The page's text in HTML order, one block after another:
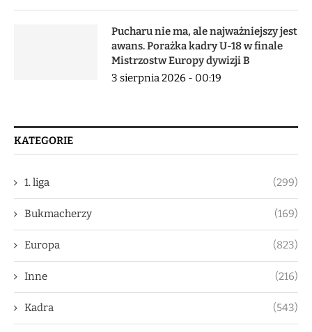
Pucharu nie ma, ale najważniejszy jest
awans. Porażka kadry U-18 w finale
Mistrzostw Europy dywizji B
3 sierpnia 2026 - 00:19
KATEGORIE
1. liga (299)
Bukmacherzy (169)
Europa (823)
Inne (216)
Kadra (543)